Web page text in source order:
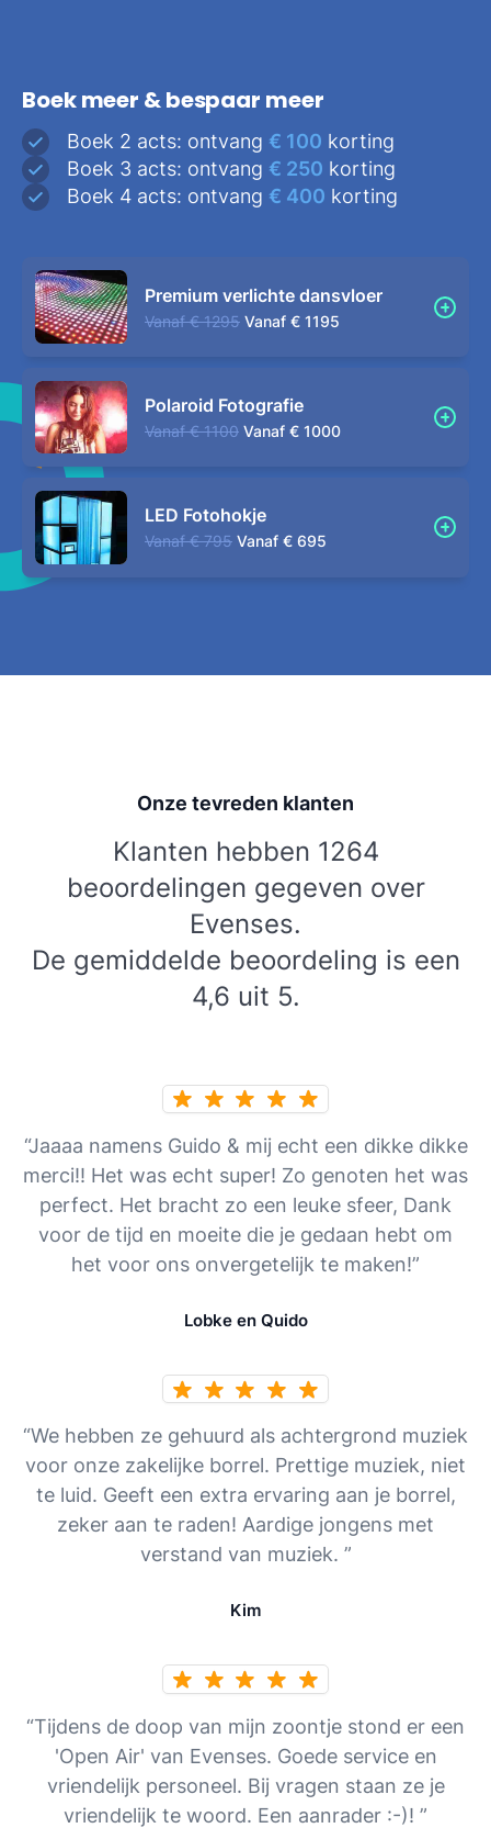
Boek meer & bespaar meer
Boek 2 acts: ontvang € 100 korting
Boek 3 acts: ontvang € 250 korting
Boek 4 acts: ontvang € 400 korting
Premium verlichte dansvloer
Vanaf € 1295 Vanaf € 1195
Polaroid Fotografie
Vanaf € 1100 Vanaf € 1000
LED Fotohokje
Vanaf € 795 Vanaf € 695
Onze tevreden klanten
Klanten hebben 1264
beoordelingen gegeven over
Evenses.
De gemiddelde beoordeling is een
4,6 uit 5.
“Jaaaa namens Guido & mij echt een dikke dikke
merci!! Het was echt super! Zo genoten het was
perfect. Het bracht zo een leuke sfeer, Dank
voor de tijd en moeite die je gedaan hebt om
het voor ons onvergetelijk te maken!”
Lobke en Quido
“We hebben ze gehuurd als achtergrond muziek
voor onze zakelijke borrel. Prettige muziek, niet
te luid. Geeft een extra ervaring aan je borrel,
zeker aan te raden! Aardige jongens met
verstand van muziek. ”
Kim
“Tijdens de doop van mijn zoontje stond er een
'Open Air' van Evenses. Goede service en
vriendelijk personeel. Bij vragen staan ze je
vriendelijk te woord. Een aanrader :-)! ”